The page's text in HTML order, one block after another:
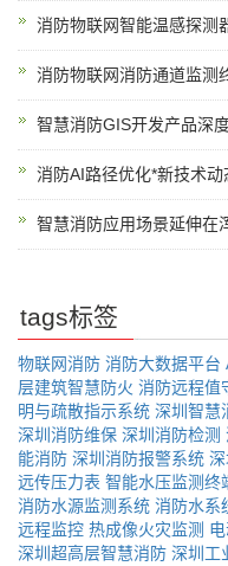
消防物联网智能温感探测
消防物联网消防通道监测
智慧消防GIS开发产品深
消防AI路径优化*新技术
智慧消防应用场景延伸在
tags标签
物联网消防 消防大数据平台
层建筑智慧防火 消防远程值
明与疏散指示系统 深圳智慧
深圳消防维保 深圳消防检测
能消防 深圳消防报警系统
远传压力表 智能水压监测终
消防水源监测系统 消防水系
远程监控 热成像火灾监测
深圳超高层智慧消防 深圳工